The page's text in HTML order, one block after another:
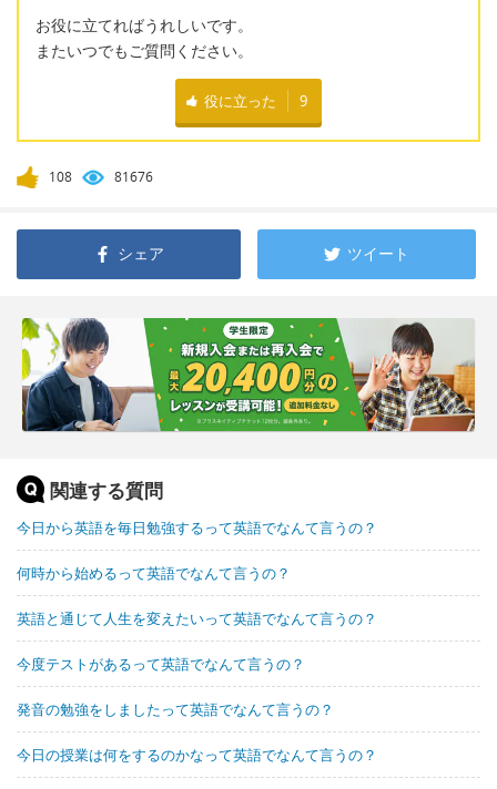
お役に立てればうれしいです。
またいつでもご質問ください。
役に立った 9
108 81676
シェア ツイート
関連する質問
今日から英語を毎日勉強するって英語でなんて言うの？
何時から始めるって英語でなんて言うの？
英語と通じて人生を変えたいって英語でなんて言うの？
今度テストがあるって英語でなんて言うの？
発音の勉強をしましたって英語でなんて言うの？
今日の授業は何をするのかなって英語でなんて言うの？